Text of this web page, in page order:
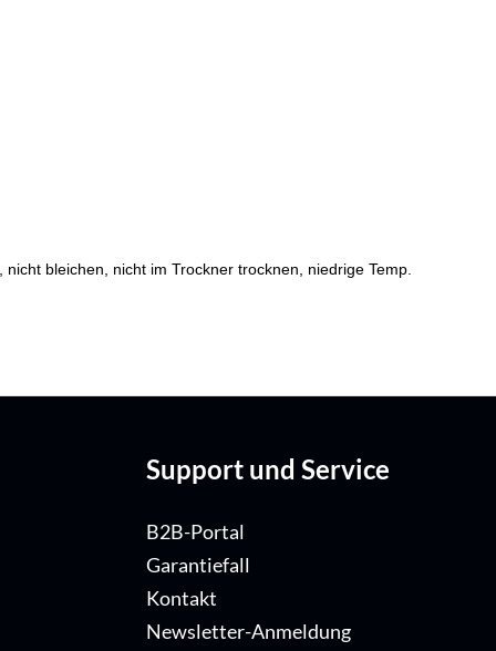
bleichen, nicht im Trockner trocknen, niedrige Temp.
Support und Service
B2B-Portal
Garantiefall
Kontakt
Newsletter-Anmeldung